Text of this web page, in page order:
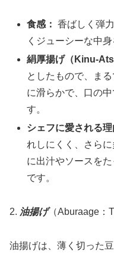
食感： 香ばしく弾
くジューシーな中身
絹厚揚げ（Kinu-
としたもので、ま
に滑らかで、口の
す。
シェフに愛される理
れしにくく、さら
に出汁やソースを
です。
2. 油揚げ（Aburaage：
油揚げは、薄く切った